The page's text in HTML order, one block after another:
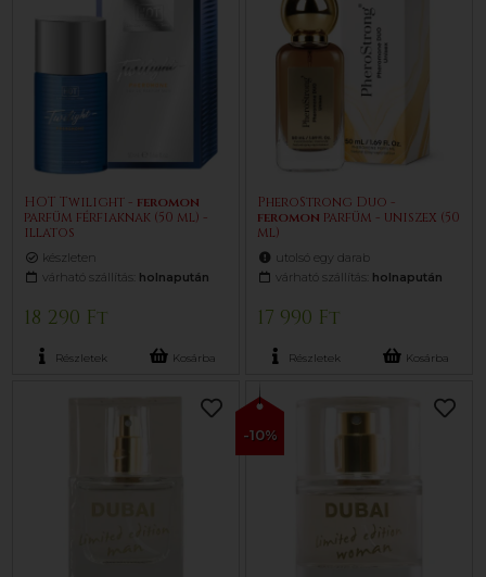
HOT Twilight - feromon
parfüm férfiaknak (50 ml) -
illatos
készleten
várható szállítás: holnapután
18 290 Ft
Részletek Kosárba
PheroStrong Duo -
feromon parfüm - uniszex (50
ml)
utolsó egy darab
várható szállítás: holnapután
17 990 Ft
Részletek Kosárba
-10%